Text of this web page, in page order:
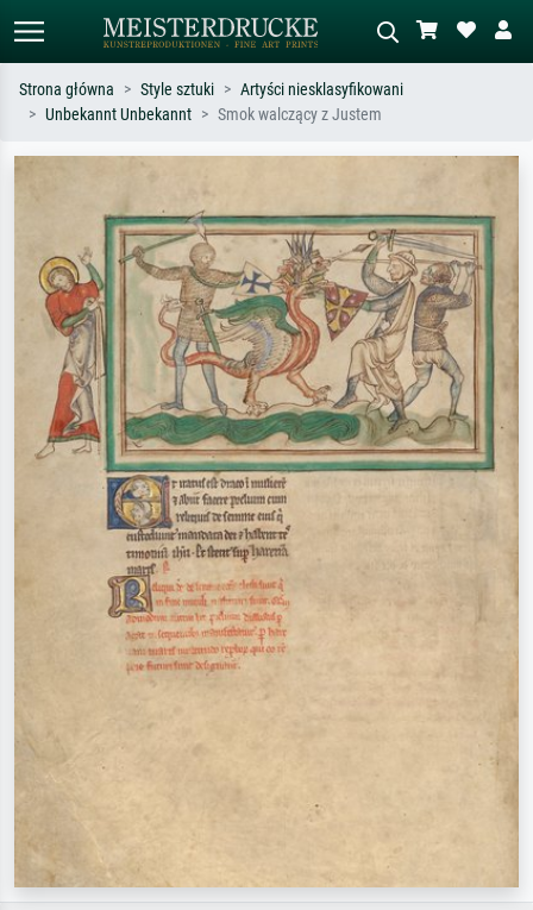
Monet, Gwiaździsta noc,
impresjonizm, fala Hokusaia, akt.
stojący akt obok drzewa.
Strona główna Style sztuki
Artyści niesklasyfikowani
Unbekannt Unbekannt
Smok walczący z Justem